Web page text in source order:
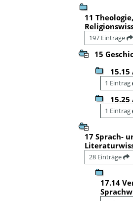
11 Theologie,
197 Einträge
15
1 Eintrag
1 Eintrag
17 Sprach-
28 Einträge
17.14